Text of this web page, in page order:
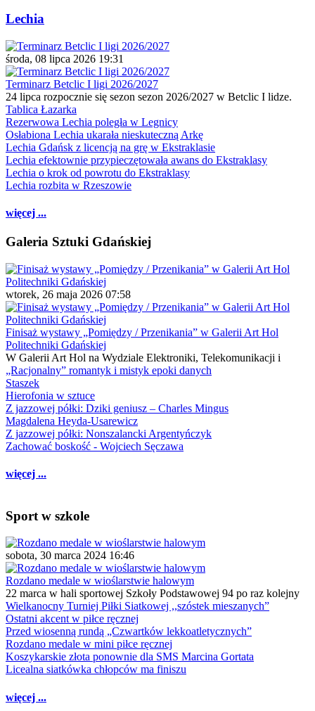
Lechia
środa, 08 lipca 2026 19:31
Terminarz Betclic I ligi 2026/2027
24 lipca rozpocznie się sezon sezon 2026/2027 w Betclic I lidze.
Tablica Łazarka
Rezerwowa Lechia poległa w Legnicy
Osłabiona Lechia ukarała nieskuteczną Arkę
Lechia Gdańsk z licencją na grę w Ekstraklasie
Lechia efektownie przypieczętowała awans do Ekstraklasy
Lechia o krok od powrotu do Ekstraklasy
Lechia rozbita w Rzeszowie
więcej ...
Galeria Sztuki Gdańskiej
wtorek, 26 maja 2026 07:58
Finisaż wystawy „Pomiędzy / Przenikania” w Galerii Art Hol
Politechniki Gdańskiej
W Galerii Art Hol na Wydziale Elektroniki, Telekomunikacji i
„Racjonalny” romantyk i mistyk epoki danych
Staszek
Hierofonia w sztuce
Z jazzowej półki: Dziki geniusz – Charles Mingus
Magdalena Heyda-Usarewicz
Z jazzowej półki: Nonszalancki Argentyńczyk
Zachować boskość - Wojciech Sęczawa
więcej ...
Sport w szkole
sobota, 30 marca 2024 16:46
Rozdano medale w wioślarstwie halowym
22 marca w hali sportowej Szkoły Podstawowej 94 po raz kolejny
Wielkanocny Turniej Piłki Siatkowej ,,szóstek mieszanych”
Ostatni akcent w piłce ręcznej
Przed wiosenną rundą „Czwartków lekkoatletycznych”
Rozdano medale w mini piłce ręcznej
Koszykarskie złota ponownie dla SMS Marcina Gortata
Licealna siatkówka chłopców ma finiszu
więcej ...